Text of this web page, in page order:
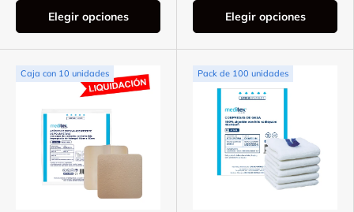
Elegir opciones Elegir opciones
Caja con 10 unidades Pack de 100 unidades